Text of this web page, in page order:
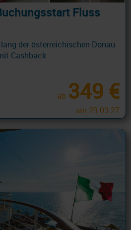
Fluss
der österreichischen Donau
Cashback
ab 349 €
am 29.03.27